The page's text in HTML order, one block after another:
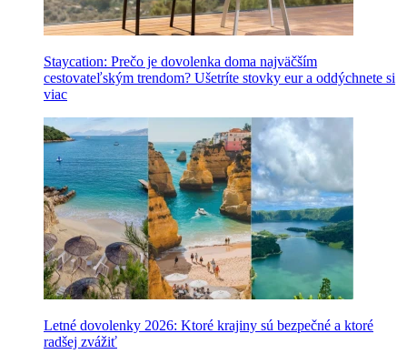
Staycation: Prečo je dovolenka doma najväčším
cestovateľským trendom? Ušetríte stovky eur a oddýchnete si
viac
Letné dovolenky 2026: Ktoré krajiny sú bezpečné a ktoré
radšej zvážiť